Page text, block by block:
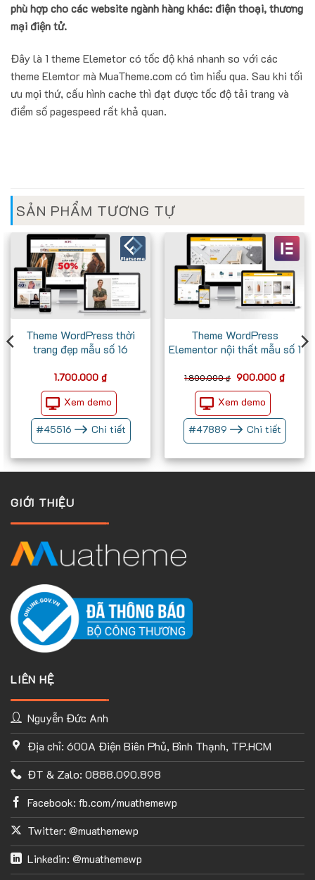
phù hợp cho các website ngành hàng khác: điện thoại, thương
mại điện tử.
Đây là 1 theme Elemetor có tốc độ khá nhanh so với các
theme Elemtor mà MuaTheme.com có tìm hiểu qua. Sau khi tối
ưu mọi thứ, cấu hình cache thì đạt được tốc độ tải trang và
điểm số pagespeed rất khả quan.
SẢN PHẨM TƯƠNG TỰ
Theme WordPress thời
trang đẹp mẫu số 16
1.700.000 ₫
Xem demo
#45516 Chi tiết
Theme WordPress
Elementor nội thất mẫu số 1
1.800.000₫ Giá
là:
1.800.000 ₫.
900.000 ₫Giá
hiện
Xem demo
#47889 Chi tiết
GIỚI THIỆU
LIÊN HỆ
Nguyễn Đức Anh
Địa chỉ: 600A Điện Biên Phủ, Bình Thạnh, TP.HCM
ĐT & Zalo: 0888.090.898
Facebook: fb.com/muathemewp
Twitter: @muathemewp
Linkedin: @muathemewp